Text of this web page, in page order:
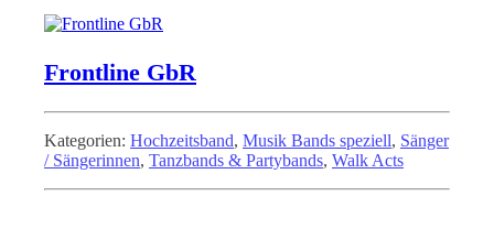
Frontline GbR
Kategorien: Hochzeitsband, Musik Bands speziell, Sänger
/ Sängerinnen, Tanzbands & Partybands, Walk Acts